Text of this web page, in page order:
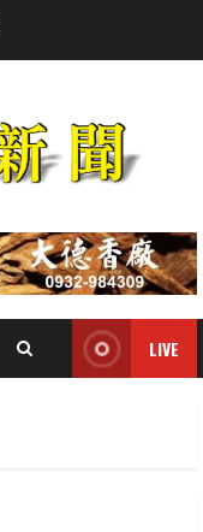
LIVE